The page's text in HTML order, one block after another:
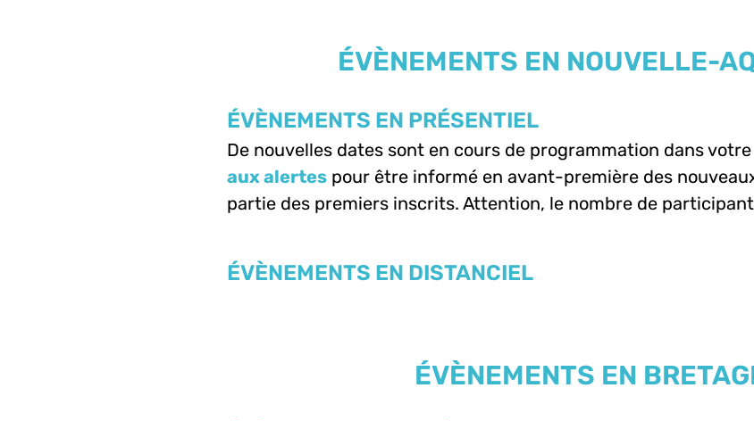
ÉVÈNEMENTS EN NOUVELLE-
ÉVÈNEMENTS EN PRÉSENTIEL
De nouvelles dates sont en cours de programmation dans
aux alertespour être informé en avant-première des
partie des premiers inscrits. Attention, le nombre de
ÉVÈNEMENTS EN DISTANCIEL
ÉVÈNEMENTS EN